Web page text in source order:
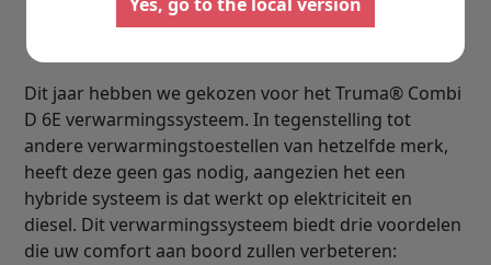
Een hybride verwarming
Dit jaar hebben we gekozen voor het Truma® Combi
D 6E verwarmingssysteem. In tegenstelling tot
andere verwarmingstoestellen van hetzelfde merk,
heeft deze geen gas nodig, aangezien het een
hybride systeem is dat werkt op elektriciteit en
diesel. Dit verwarmingssysteem biedt drie voordelen
die uw comfort aan boord zullen verbeteren: